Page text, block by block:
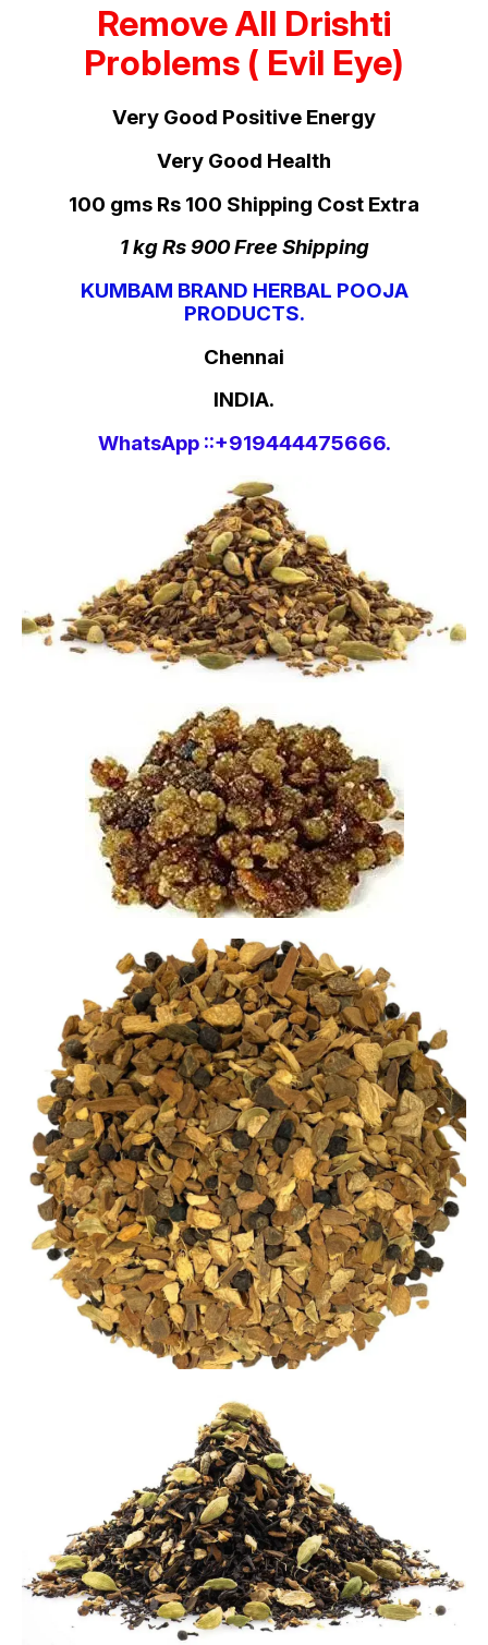
Remove All Drishti
Problems ( Evil Eye)
Very Good Positive Energy
Very Good Health
100 gms Rs 100 Shipping Cost Extra
1 kg Rs 900 Free Shipping
KUMBAM BRAND HERBAL POOJA
PRODUCTS.
Chennai
INDIA.
WhatsApp ::+919444475666.